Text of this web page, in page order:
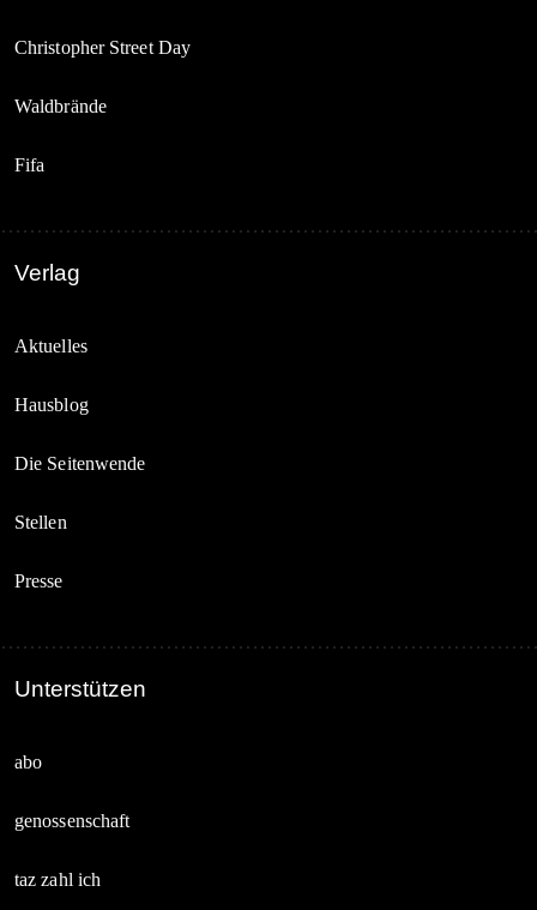
Christopher Street Day
Waldbrände
Fifa
Verlag
Aktuelles
Hausblog
Die Seitenwende
Stellen
Presse
Unterstützen
abo
genossenschaft
taz zahl ich